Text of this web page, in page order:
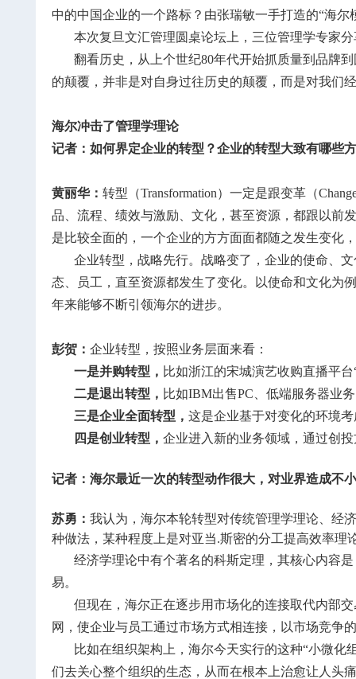
中的中国企业的一个路标？由张瑞敏一手打造的“海
本次复旦文汇管理圆桌论坛上，三位管理学专家
翻看历史，从上个世纪80年代开始抓质量到品牌
的颠覆，并非是对自身过往历史的颠覆，而是对我们
海尔冲击了管理学理论
记者：如何界定企业的转型？企业的转型大致有哪些
黄丽华： 转型（Transformation）一定是跟变革（
品、流程、绩效与激励、文化，甚至资源，都跟以前
是比较全面的，一个企业的方方面面都随之发生变化
企业转型，战略先行。战略变了，企业的使命、
态、员工，直至资源都发生了变化。以使命和文化为
年来能够不断引领海尔的进步。
彭贺： 企业转型，按照业务层面来看：
一是并购转型， 比如浙江的宋城演艺收购直播平
二是退出转型， 比如IBM出售PC、低端服务器业
三是企业全面转型， 这是企业基于对变化的环境
四是创业转型， 企业进入新的业务领域，通过创
记者：海尔最近一次的转型动作很大，对业界造成不
苏勇： 我认为，海尔本轮转型对传统管理学理论、经
种做法，某种程度上是对亚当.斯密的分工提高效率理
经济学理论中有个著名的科斯定理，其核心内容
易。
但现在，海尔正在逐步用市场化的连接取代内部
网，使企业与员工通过市场方式相连接，以市场竞争
比如在组织架构上，海尔今天实行的这种“小微化
们去关心整个组织的生态，从而在根本上治愈让人头